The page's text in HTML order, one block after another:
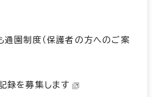
通園制度（保護者の方へのご案
録を募集します